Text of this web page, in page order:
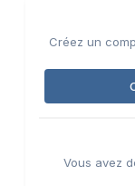
Créez un
Vous avez